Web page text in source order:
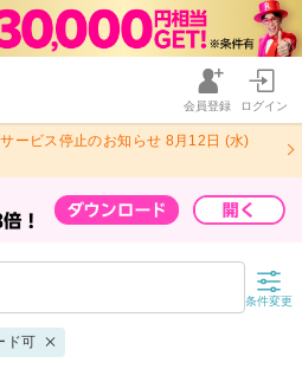
会員登録 ログイン
ービス停止のお知らせ 8月12日 (水)
条件変更
ド可